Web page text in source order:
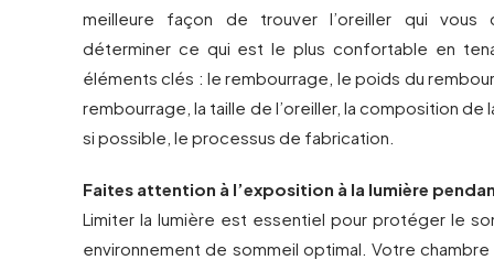
meilleure façon de trouver l’oreiller qui
déterminer ce qui est le plus confortable en
éléments clés : le rembourrage, le poids du
rembourrage, la taille de l’oreiller, la composition de
si possible, le processus de fabrication.
Faites attention à l’exposition à la lumière
Limiter la lumière est essentiel pour protéger le
environnement de sommeil optimal. Votre